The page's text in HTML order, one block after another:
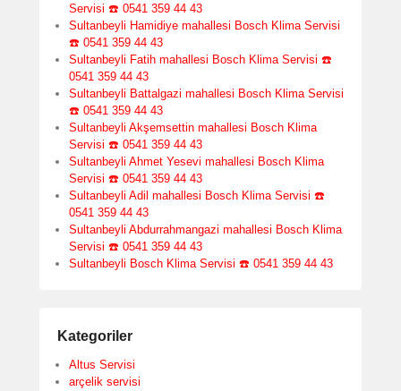
Servisi ☎️ 0541 359 44 43
Sultanbeyli Hamidiye mahallesi Bosch Klima Servisi
☎️ 0541 359 44 43
Sultanbeyli Fatih mahallesi Bosch Klima Servisi ☎️
0541 359 44 43
Sultanbeyli Battalgazi mahallesi Bosch Klima Servisi
☎️ 0541 359 44 43
Sultanbeyli Akşemsettin mahallesi Bosch Klima
Servisi ☎️ 0541 359 44 43
Sultanbeyli Ahmet Yesevi mahallesi Bosch Klima
Servisi ☎️ 0541 359 44 43
Sultanbeyli Adil mahallesi Bosch Klima Servisi ☎️
0541 359 44 43
Sultanbeyli Abdurrahmangazi mahallesi Bosch Klima
Servisi ☎️ 0541 359 44 43
Sultanbeyli Bosch Klima Servisi ☎️ 0541 359 44 43
Kategoriler
Altus Servisi
arçelik servisi